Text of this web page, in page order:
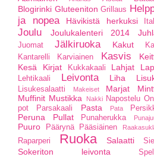
Blogirinki Gluteeniton Grillaus
ja nopea
Hävikistä herkuksi
Joulu Joulukalenteri 2014
Juomat Jälkiruoka Kakut
Kantarelli
Karviainen Kasvis
Kesä
Kirjat Kukkakaali Lahjat
Lehtikaali Leivonta Liha
Lisukesalaatti Makeiset Marjat
Muffinit Mustikka Nakki Napostelu
pot
Parsakaali Pasta Pata
Peruna Pullat Punaherukka
Puuro Päärynä Pääsiäinen
Raparperi Ruoka Salaatti
Sokeriton leivonta